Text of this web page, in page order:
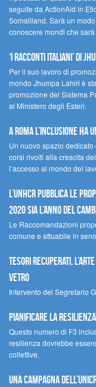
seguite da ActionAid in
Somaliland. Sarà un
conoscere mondi che
‘I racconti italiani’ di
Per il suo lavoro di
mondo Jhumpa Lahiri è
promozione del Sistema
al Ministero degli Esteri.
A Roma l’inclusione ha
Un nuovo spazio dedicato
corsi rivolti alla crescita
l’accesso al mondo del
L’UNHCR pubblica le
2020 sia l’anno del
Le Raccomandazioni
comune e attuabile in
Tesori recuperati,
Vetro
Intervento del Segretario
Pianificare la
Questo numero di F3
resilienza dovrebbe
collettive.
Una campagna